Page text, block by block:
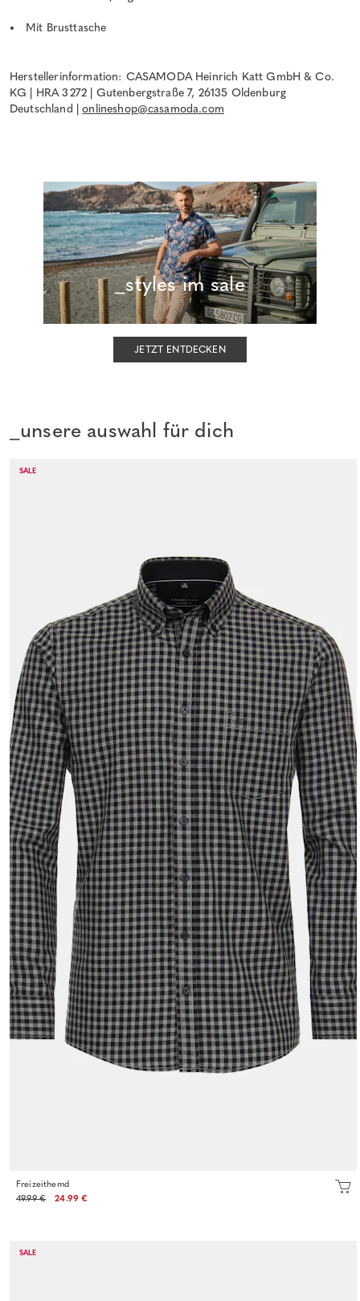
Mit Brusttasche
Herstellerinformation: CASAMODA Heinrich Katt GmbH & Co.
KG | HRA 3272 | Gutenbergstraße 7, 26135 Oldenburg
Deutschland |onlineshop@casamoda.com
_styles im sale
JETZT ENTDECKEN
_unsere auswahl für dich
SALE
Freizeithemd
49.99 €
24.99 €
SALE